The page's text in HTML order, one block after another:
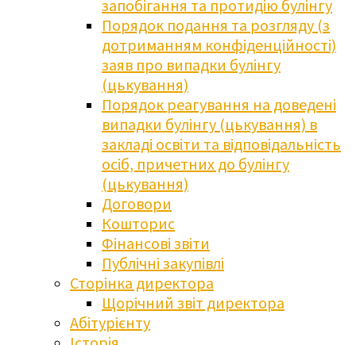
запобігання та протидію булінгу
Порядок подання та розгляду (з
дотриманням конфіденційності)
заяв про випадки булінгу
(цькування)
Порядок реагування на доведені
випадки булінгу (цькування) в
закладі освіти та відповідальність
осіб, причетних до булінгу
(цькування)
Договори
Кошторис
Фінансові звіти
Публічні закупівлі
Сторінка директора
Щорічний звіт директора
Абітурієнту